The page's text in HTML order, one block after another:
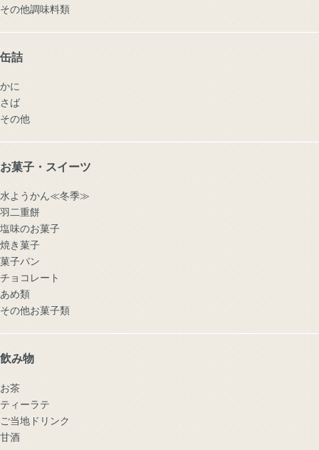
その他調味料類
缶詰
かに
さば
その他
お菓子・スイーツ
水ようかん≪冬季≫
羽二重餅
塩味のお菓子
焼き菓子
菓子パン
チョコレート
あめ類
その他お菓子類
飲み物
お茶
ティーラテ
ご当地ドリンク
甘酒